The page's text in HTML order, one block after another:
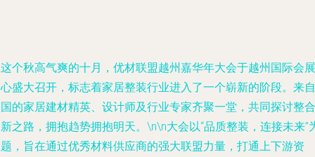
个秋高气爽的十月，优材联盟越州嘉华年大会于越州国际会展
盛大召开，标志着家居整装行业进入了一个崭新的阶段。来自
的家居建材精英、设计师及行业专家齐聚一堂，共同探讨整合
之路，拥抱趋势拥抱明天。\n\n大会以“品质整装，连接未来”
，旨在通过优秀材料供应商的强大联盟力量，打通上下游资